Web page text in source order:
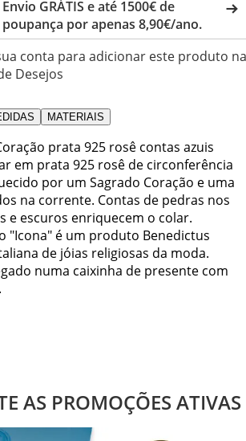
Envio GRÁTIS e até 1500€ de
poupança por apenas 8,90€/ano.
conta para adicionar este produto na
Desejos
MATERIAIS
prata 925 rosê contas azuis
em prata 925 rosê de circonferência
por um Sagrado Coração e uma
na corrente. Contas de pedras nos
e escuros enriquecem o colar.
"Icona" é um produto Benedictus
de jóias religiosas da moda.
numa caixinha de presente com
AS PROMOÇÕES ATIVAS